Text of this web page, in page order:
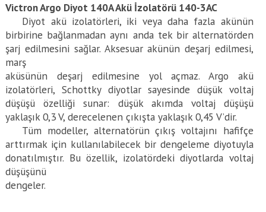
Victron Argo Diyot 140A Akü İzolatörü 140-3AC
Diyot akü izolatörleri, iki veya daha fazla akünün
birbirine bağlanmadan aynı anda tek bir alternatörden
şarj edilmesini sağlar. Aksesuar akünün deşarj edilmesi,
marş
aküsünün deşarj edilmesine yol açmaz. Argo akü
izolatörleri, Schottky diyotlar sayesinde düşük voltaj
düşüşü özelliği sunar: düşük akımda voltaj düşüşü
yaklaşık 0,3 V, derecelenen çıkışta yaklaşık 0,45 V’dir.
Tüm modeller, alternatörün çıkış voltajını hafifçe
arttırmak için kullanılabilecek bir dengeleme diyotuyla
donatılmıştır. Bu özellik, izolatördeki diyotlarda voltaj
düşüşünü
dengeler.